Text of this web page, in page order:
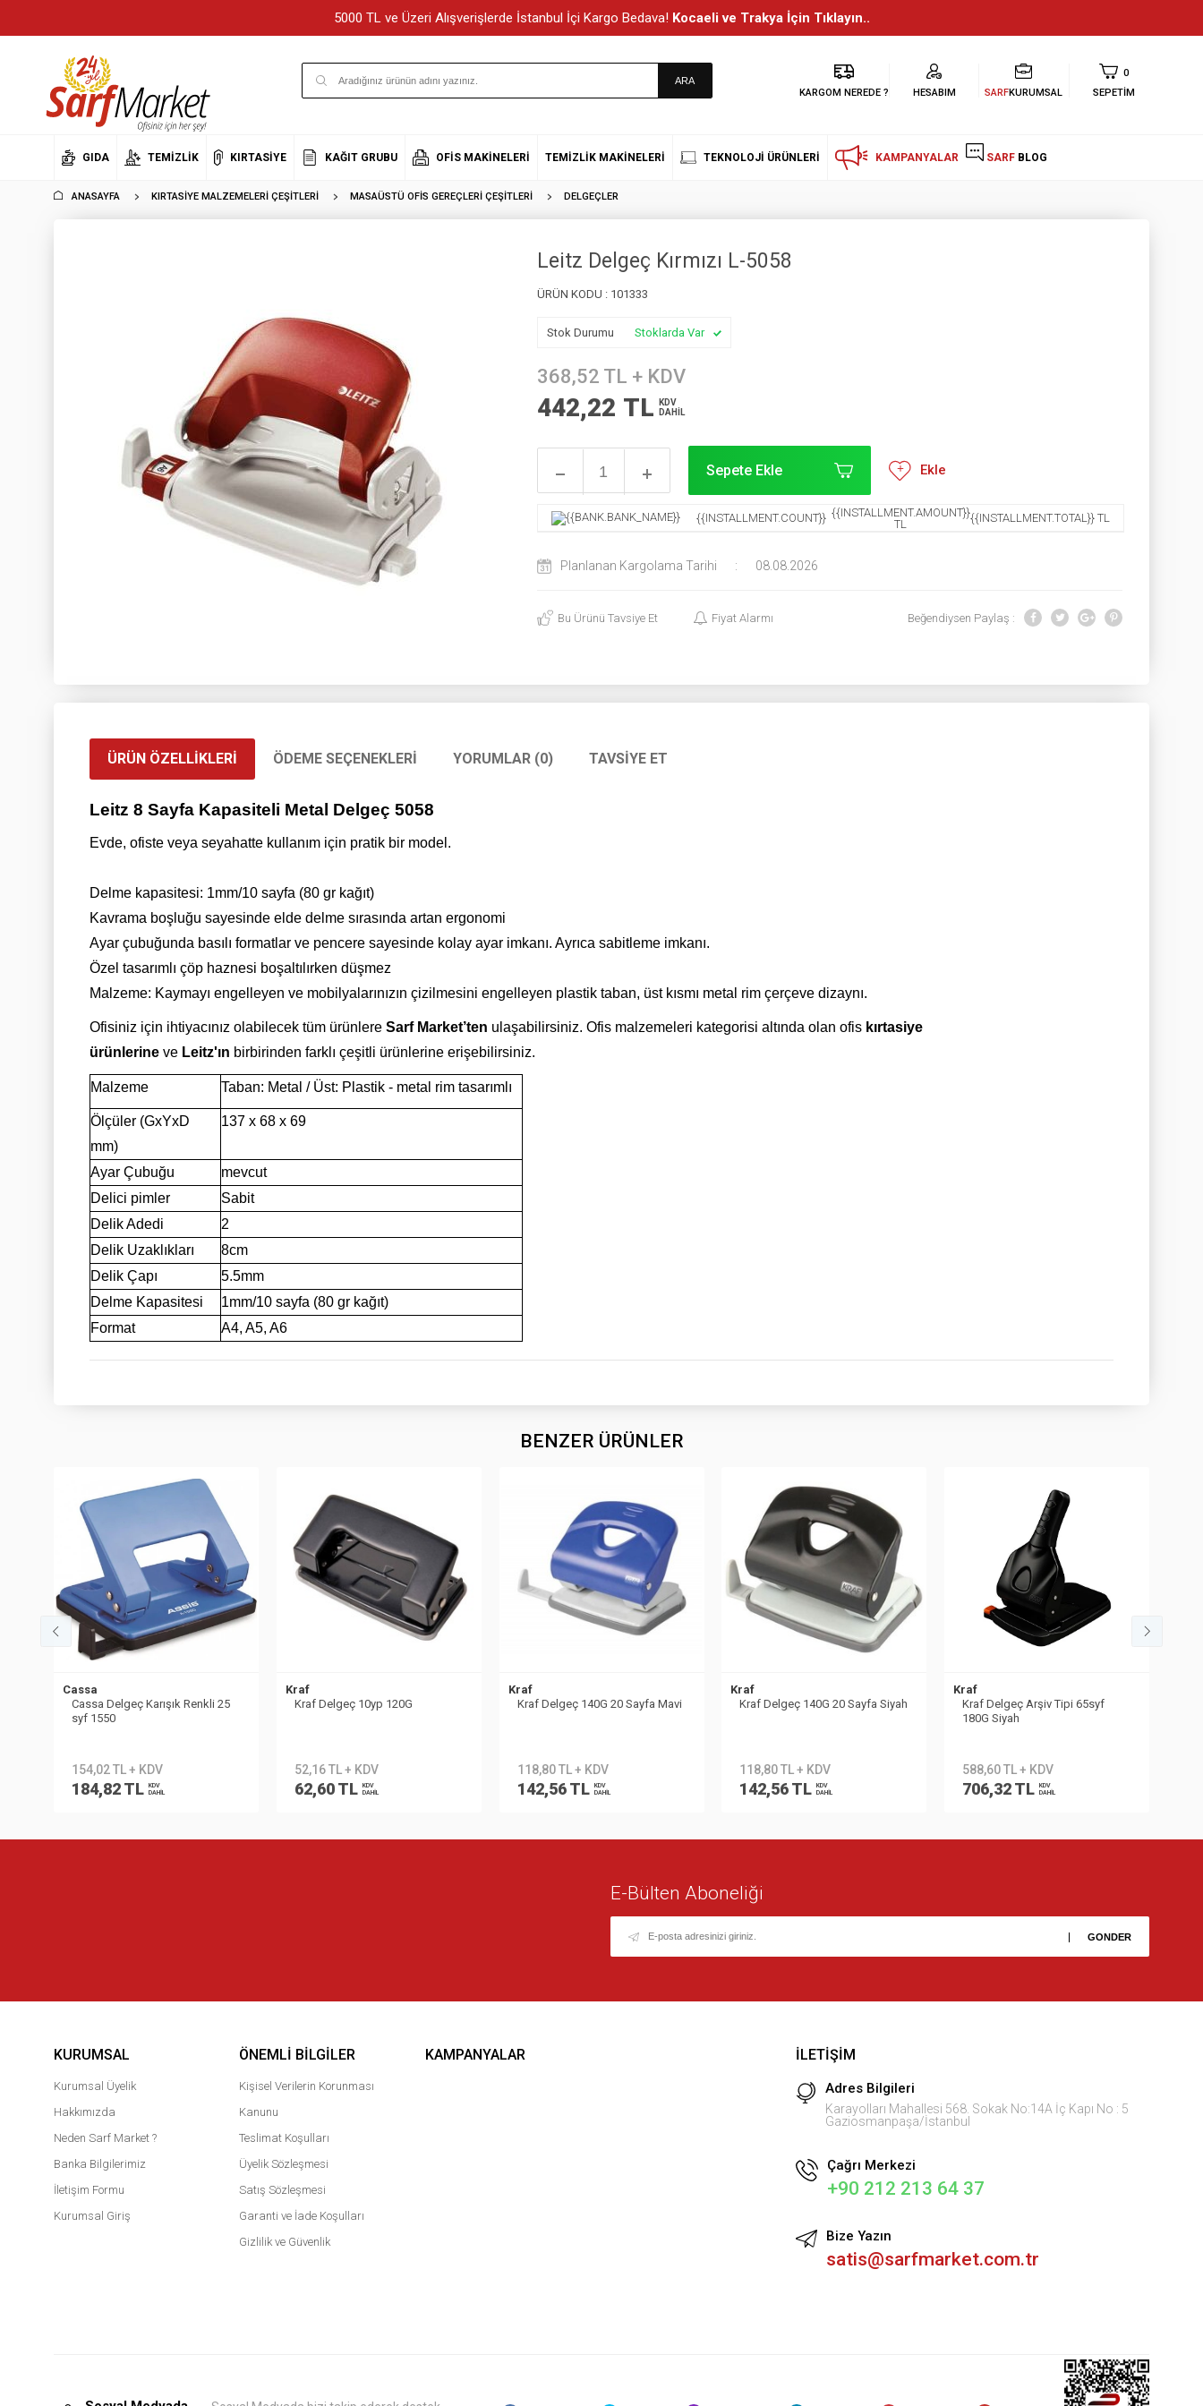
5000 TL ve Üzeri Alışverişlerde İstanbul İçi Kargo Bedava! Kocaeli ve Trakya İçin Tıklayın..
KARGOM NEREDE ? HESABIM SARFKURUMSAL
0
SEPETIM
GIDA TEMIZLIK KIRTASIYE KAĞIT GRUBU OFIS MAKINELERI TEMIZLIK MAKINELERI TEKNOLOJI ÜRÜNLERI KAMPANYALAR SARF BLOG
ANASAYFA KIRTASIYE MALZEMELERI ÇEŞITLERI MASAÜSTÜ OFIS GEREÇLERI ÇEŞITLERI DELGEÇLER
Leitz Delgeç Kırmızı L-5058
ÜRÜN KODU : 101333
Stok Durumu Stoklarda Var
368,52 TL + KDV
442,22 TL
KDV
DAHİL
Sepete Ekle Ekle
{{INSTALLMENT.COUNT}} {{INSTALLMENT.AMOUNT}}
TL
{{INSTALLMENT.TOTAL}} TL
Planlanan Kargolama Tarihi : 08.08.2026
Bu Ürünü Tavsiye Et Fiyat Alarmı Beğendiysen Paylaş :
ÜRÜN ÖZELLIKLERI ÖDEME SEÇENEKLERI YORUMLAR (0) TAVSIYE ET
Leitz 8 Sayfa Kapasiteli Metal Delgeç 5058
Evde, ofiste veya seyahatte kullanım için pratik bir model.
Delme kapasitesi: 1mm/10 sayfa (80 gr kağıt)
Kavrama boşluğu sayesinde elde delme sırasında artan ergonomi
Ayar çubuğunda basılı formatlar ve pencere sayesinde kolay ayar imkanı. Ayrıca sabitleme imkanı.
Özel tasarımlı çöp haznesi boşaltılırken düşmez
Malzeme: Kaymayı engelleyen ve mobilyalarınızın çizilmesini engelleyen plastik taban, üst kısmı metal rim çerçeve dizaynı.
Ofisiniz için ihtiyacınız olabilecek tüm ürünlere Sarf Market’ten ulaşabilirsiniz. Ofis malzemeleri kategorisi altında olan ofis kırtasiye
ürünlerine ve Leitz'ın birbirinden farklı çeşitli ürünlerine erişebilirsiniz.
Malzeme Taban: Metal / Üst: Plastik - metal rim tasarımlı
Ölçüler (GxYxD
mm)
137 x 68 x 69
Ayar Çubuğu
mevcut
Delici pimler
Sabit
Delik Adedi
2
Delik Uzaklıkları
8cm
Delik Çapı
5.5mm
Delme Kapasitesi
1mm/10 sayfa (80 gr kağıt)
Format
A4, A5, A6
BENZER ÜRÜNLER
Cassa
Cassa Delgeç Karışık Renkli 25
syf 1550
154,02 TL + KDV
184,82 TL
KDV
DAHİL
Kraf
Kraf Delgeç 10yp 120G
52,16 TL + KDV
62,60 TL
KDV
DAHİL
Kraf
Kraf Delgeç 140G 20 Sayfa Mavi
118,80 TL + KDV
142,56 TL
KDV
DAHİL
Kraf
Kraf Delgeç 140G 20 Sayfa Siyah
118,80 TL + KDV
142,56 TL
KDV
DAHİL
Kraf
Kraf Delgeç Arşiv Tipi 65syf
180G Siyah
588,60 TL + KDV
706,32 TL
KDV
DAHİL
E-Bülten Aboneliği
KURUMSAL
Kurumsal Üyelik
Hakkımızda
Neden Sarf Market ?
Banka Bilgilerimiz
İletişim Formu
Kurumsal Giriş
ÖNEMLI BILGILER
Kişisel Verilerin Korunması
Kanunu
Teslimat Koşulları
Üyelik Sözleşmesi
Satış Sözleşmesi
Garanti ve İade Koşulları
Gizlilik ve Güvenlik
KAMPANYALAR İLETIŞIM
Adres Bilgileri
Karayolları Mahallesi 568. Sokak No:14A İç Kapı No : 5
Gaziosmanpaşa/İstanbul
Çağrı Merkezi
+90 212 213 64 37
Bize Yazın
satis@sarfmarket.com.tr